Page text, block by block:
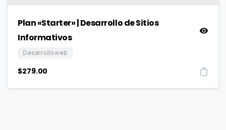
Plan «Starter» | Desarrollo de Sitios
Informativos
Desarrollo web
$279.00